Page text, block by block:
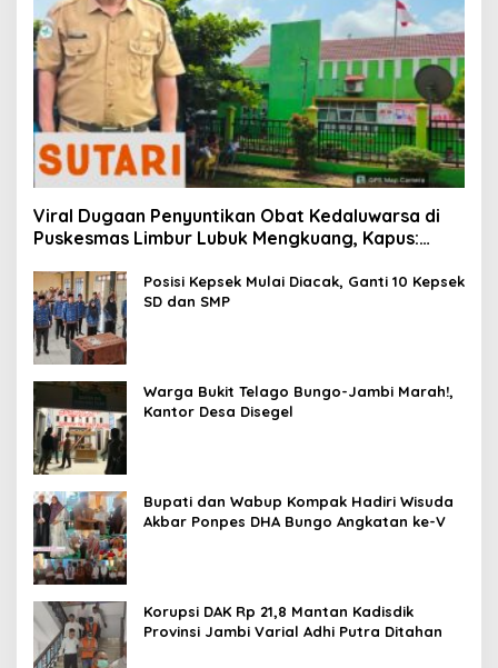
Viral Dugaan Penyuntikan Obat Kedaluwarsa di
Puskesmas Limbur Lubuk Mengkuang, Kapus:
Posisi Kepsek Mulai Diacak, Ganti 10 Kepsek
SD dan SMP
Warga Bukit Telago Bungo-Jambi Marah!,
Kantor Desa Disegel
Bupati dan Wabup Kompak Hadiri Wisuda
Akbar Ponpes DHA Bungo Angkatan ke-V
Korupsi DAK Rp 21,8 Mantan Kadisdik
Provinsi Jambi Varial Adhi Putra Ditahan